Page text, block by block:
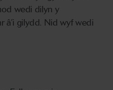
wedi dilyn y
â’i gilydd. Nid wyf wedi